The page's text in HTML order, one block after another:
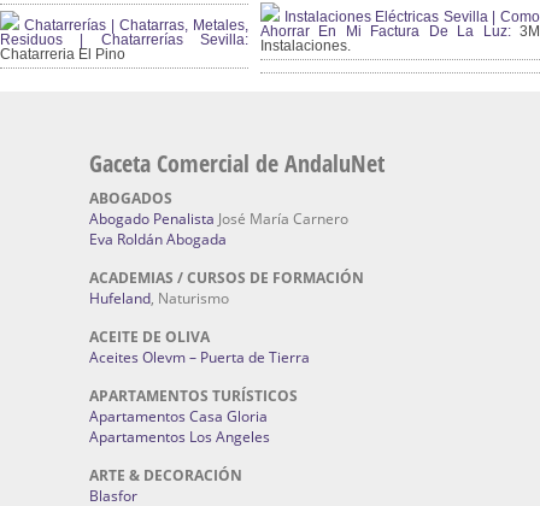
Chatarrerías | Chatarras, Metales,
Residuos | Chatarrerías Sevilla:
Chatarreria El Pino
Instalaciones Eléctricas Sevilla | Como
Ahorrar En Mi Factura De La Luz:3M
Instalaciones.
Gaceta Comercial de AndaluNet
ABOGADOS
Abogado Penalista José María Carnero
Eva Roldán Abogada
ACADEMIAS / CURSOS DE FORMACIÓN
Hufeland, Naturismo
ACEITE DE OLIVA
Aceites Olevm – Puerta de Tierra
APARTAMENTOS TURÍSTICOS
Apartamentos Casa Gloria
Apartamentos Los Angeles
ARTE & DECORACIÓN
Blasfor